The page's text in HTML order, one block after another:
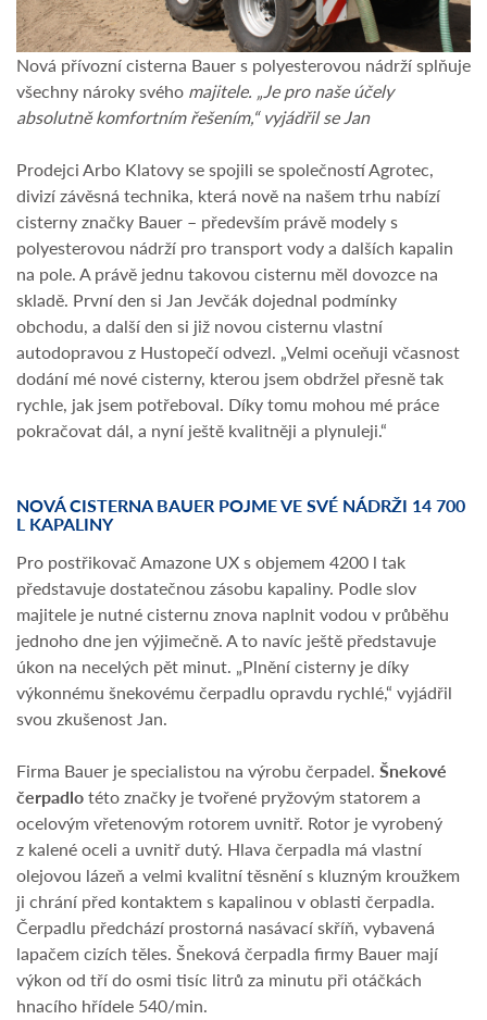
Nová přívozní cisterna Bauer s polyesterovou nádrží splňuje
všechny nároky svého majitele. „Je pro naše účely
absolutně komfortním řešením,“ vyjádřil se Jan
Prodejci Arbo Klatovy se spojili se společností Agrotec,
divizí závěsná technika, která nově na našem trhu nabízí
cisterny značky Bauer – především právě modely s
polyesterovou nádrží pro transport vody a dalších kapalin
na pole. A právě jednu takovou cisternu měl dovozce na
skladě. První den si Jan Jevčák dojednal podmínky
obchodu, a další den si již novou cisternu vlastní
autodopravou z Hustopečí odvezl. „Velmi oceňuji včasnost
dodání mé nové cisterny, kterou jsem obdržel přesně tak
rychle, jak jsem potřeboval. Díky tomu mohou mé práce
pokračovat dál, a nyní ještě kvalitněji a plynuleji.“
NOVÁ CISTERNA BAUER POJME VE SVÉ NÁDRŽI 14 700
L KAPALINY
Pro postřikovač Amazone UX s objemem 4200 l tak
představuje dostatečnou zásobu kapaliny. Podle slov
majitele je nutné cisternu znova naplnit vodou v průběhu
jednoho dne jen výjimečně. A to navíc ještě představuje
úkon na necelých pět minut. „Plnění cisterny je díky
výkonnému šnekovému čerpadlu opravdu rychlé,“ vyjádřil
svou zkušenost Jan.
Firma Bauer je specialistou na výrobu čerpadel. Šnekové
čerpadlotéto značky je tvořené pryžovým statorem a
ocelovým vřetenovým rotorem uvnitř. Rotor je vyrobený
z kalené oceli a uvnitř dutý. Hlava čerpadla má vlastní
olejovou lázeň a velmi kvalitní těsnění s kluzným kroužkem
ji chrání před kontaktem s kapalinou v oblasti čerpadla.
Čerpadlu předchází prostorná nasávací skříň, vybavená
lapačem cizích těles. Šneková čerpadla firmy Bauer mají
výkon od tří do osmi tisíc litrů za minutu při otáčkách
hnacího hřídele 540/min.